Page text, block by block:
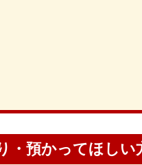
・預かってほしい